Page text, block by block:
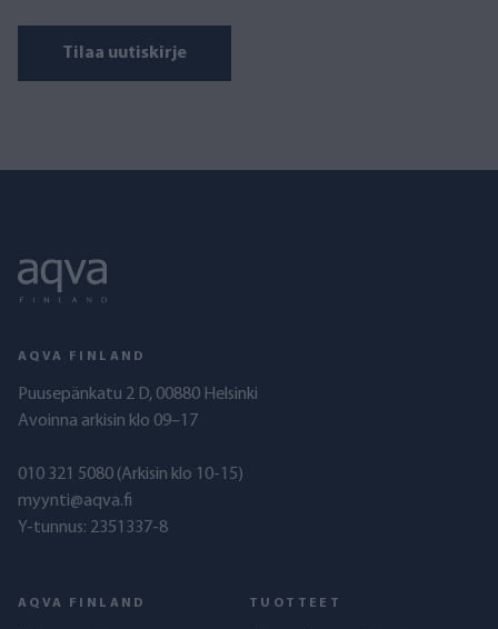
Tilaa uutiskirje
AQVA FINLAND
Puusepänkatu 2 D, 00880 Helsinki
Avoinna arkisin klo 09–17
010 321 5080 (Arkisin klo 10-15)
myynti@aqva.fi
Y-tunnus: 2351337-8
AQVA FINLAND TUOTTEET